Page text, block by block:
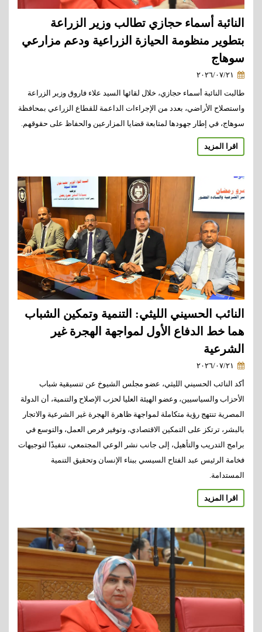
النائبة أسماء حجازي تطالب وزير الزراعة
بتطوير منظومة الحيازة الزراعية ودعم مزارعي
سوهاج
طالبت النائبة أسماء حجازي، خلال لقائها السيد علاء فاروق وزير الزراعة
واستصلاح الأراضي، بعدد من الإجراءات الداعمة للقطاع الزراعي بمحافظة
سوهاج، في إطار جهودها لمتابعة قضايا المزارعين والحفاظ على حقوقهم.
اقرا المزيد
النائب الحسيني الليثي: التنمية وتمكين الشباب
هما خط الدفاع الأول لمواجهة الهجرة غير
الشرعية
أكد النائب الحسيني الليثي، عضو مجلس الشيوخ عن تنسيقية شباب
الأحزاب والسياسيين، وعضو الهيئة العليا لحزب الإصلاح والتنمية، أن الدولة
المصرية تنتهج رؤية متكاملة لمواجهة ظاهرة الهجرة غير الشرعية والاتجار
بالبشر، ترتكز على التمكين الاقتصادي، وتوفير فرص العمل، والتوسع في
برامج التدريب والتأهيل، إلى جانب نشر الوعي المجتمعي، تنفيذًا لتوجيهات
فخامة الرئيس عبد الفتاح السيسي ببناء الإنسان وتحقيق التنمية
المستدامة.
اقرا المزيد